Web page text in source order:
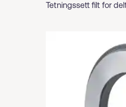
Tetningssett filt for